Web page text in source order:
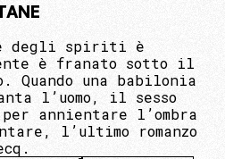
degli spiriti è
è franato sotto il
Quando una babilonia
l’uomo, il sesso
annientare l’ombra
l’ultimo romanzo